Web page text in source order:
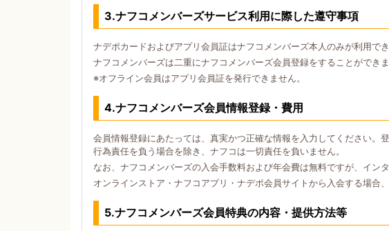
3.ナフコメンバーズサービス利用に際した遵守事項
ナデポカードおよびアプリ会員証はナフコメンバーズ本人のみが利用で
ナフコメンバーズは二重にナフコメンバーズ会員登録をすることができま
※オフライン会員はアプリ会員証を発行できません。
4.ナフコメンバーズ会員情報登録・費用
会員情報登録にあたっては、真実かつ正確な情報を入力してください
行為責任を負う場合を除き、ナフコは一切責任を負いません。
なお、ナフコメンバーズの入会手数料および年会費は無料ですが、イン
オンラインストア・ナフコアプリ・ナデポ会員サイトから入会する場合
5.ナフコメンバーズ会員特典の内容・提供方法等